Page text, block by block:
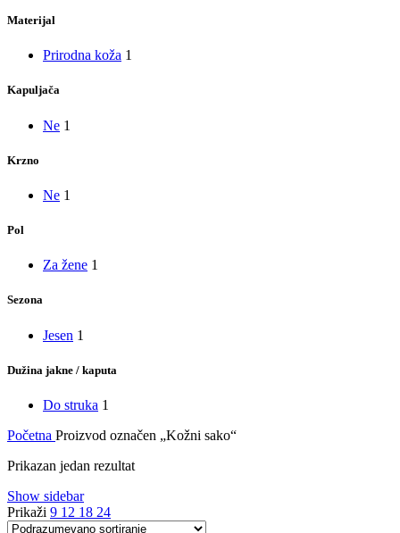
Materijal
Prirodna koža 1
Kapuljača
Ne 1
Krzno
Ne 1
Pol
Za žene 1
Sezona
Jesen 1
Dužina jakne / kaputa
Do struka 1
Početna Proizvod označen „Kožni sako“
Prikazan jedan rezultat
Show sidebar
Prikaži 9 12 18 24